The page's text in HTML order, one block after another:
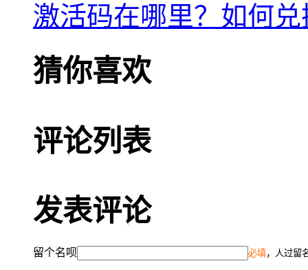
激活码在哪里？如何兑
猜你喜欢
评论列表
发表评论
留个名呗 必填，人过留